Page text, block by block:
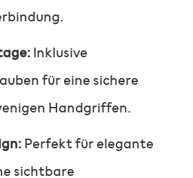
Inklusive
für eine sichere
Handgriffen.
Perfekt für elegante
sichtbare